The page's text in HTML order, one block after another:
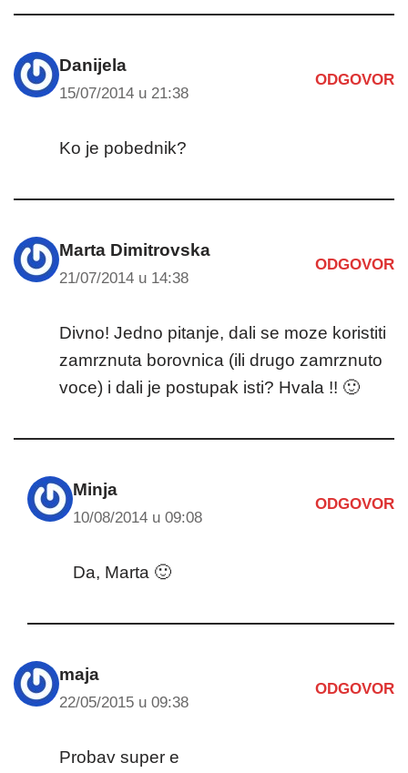
Danijela
15/07/2014 u 21:38
ODGOVOR
Ko je pobednik?
Marta Dimitrovska
21/07/2014 u 14:38
ODGOVOR
Divno! Jedno pitanje, dali se moze koristiti
zamrznuta borovnica (ili drugo zamrznuto
voce) i dali je postupak isti? Hvala !! 🙂
Minja
10/08/2014 u 09:08
ODGOVOR
Da, Marta 🙂
maja
22/05/2015 u 09:38
ODGOVOR
Probav super e